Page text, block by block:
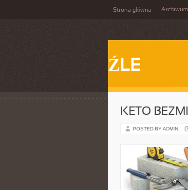
Strona główna Archiwum
ŹLE
KETO
POSTED BY ADMIN